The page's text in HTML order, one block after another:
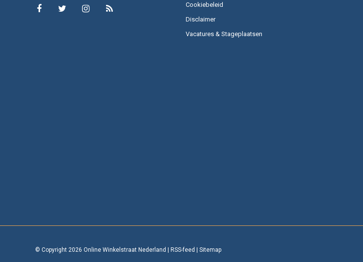
Cookiebeleid
Disclaimer
Vacatures & Stageplaatsen
© Copyright 2026 Online Winkelstraat Nederland | RSS-feed | Sitemap